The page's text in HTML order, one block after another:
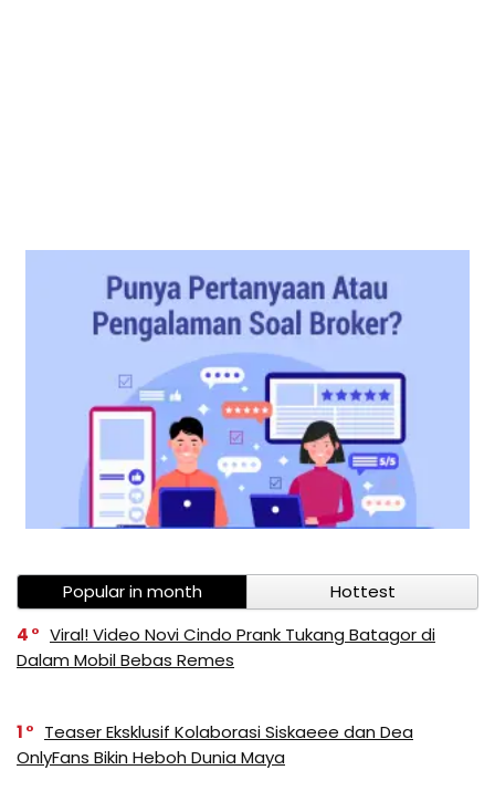
Popular in month
Hottest
4
Viral! Video Novi Cindo Prank Tukang Batagor di
Dalam Mobil Bebas Remes
1
Teaser Eksklusif Kolaborasi Siskaeee dan Dea
OnlyFans Bikin Heboh Dunia Maya